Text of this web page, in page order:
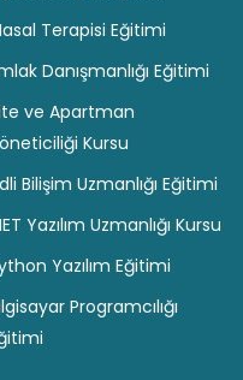
Terapisi Eğitimi
Danışmanlığı Eğitimi
ve Apartman
Kursu
Bilişim Uzmanlığı Eğitimi
Yazılım Uzmanlığı Kursu
Yazılım Eğitimi
Programcılığı